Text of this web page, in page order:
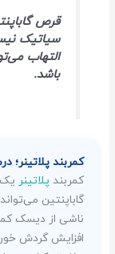
قرص
سیاتیک
التهاب
باشد.
کمربند
کمربند پلاتینر یک
گاباپنتین
ناشی از دیسک
افزایش گردش